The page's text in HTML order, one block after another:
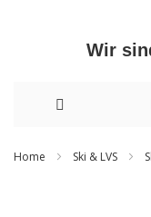
Wir
Home Ski & LVS